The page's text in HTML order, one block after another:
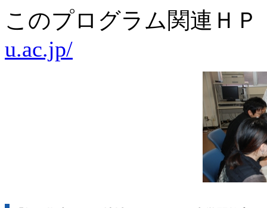
このプログラム関連Ｈ
u.ac.jp/